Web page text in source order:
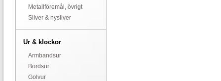
Metallföremål, övrigt
Silver & nysilver
Ur & klockor
Armbandsur
Bordsur
Golvur